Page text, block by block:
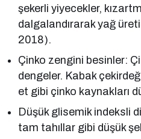
şekerli yiyecekler,
dalgalandırarak yağ
2018).
Çinko zengini besinler:
dengeler. Kabak
et gibi çinko kaynakları
Düşük glisemik indeksli
tam tahıllar gibi düşük